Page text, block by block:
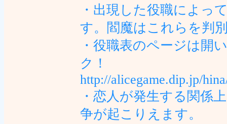
・出現した役職によっ
す。閻魔はこれらを判
・役職表のページは開
ク！
http://alicegame.dip.jp/
・恋人が発生する関係
争が起こりえます。